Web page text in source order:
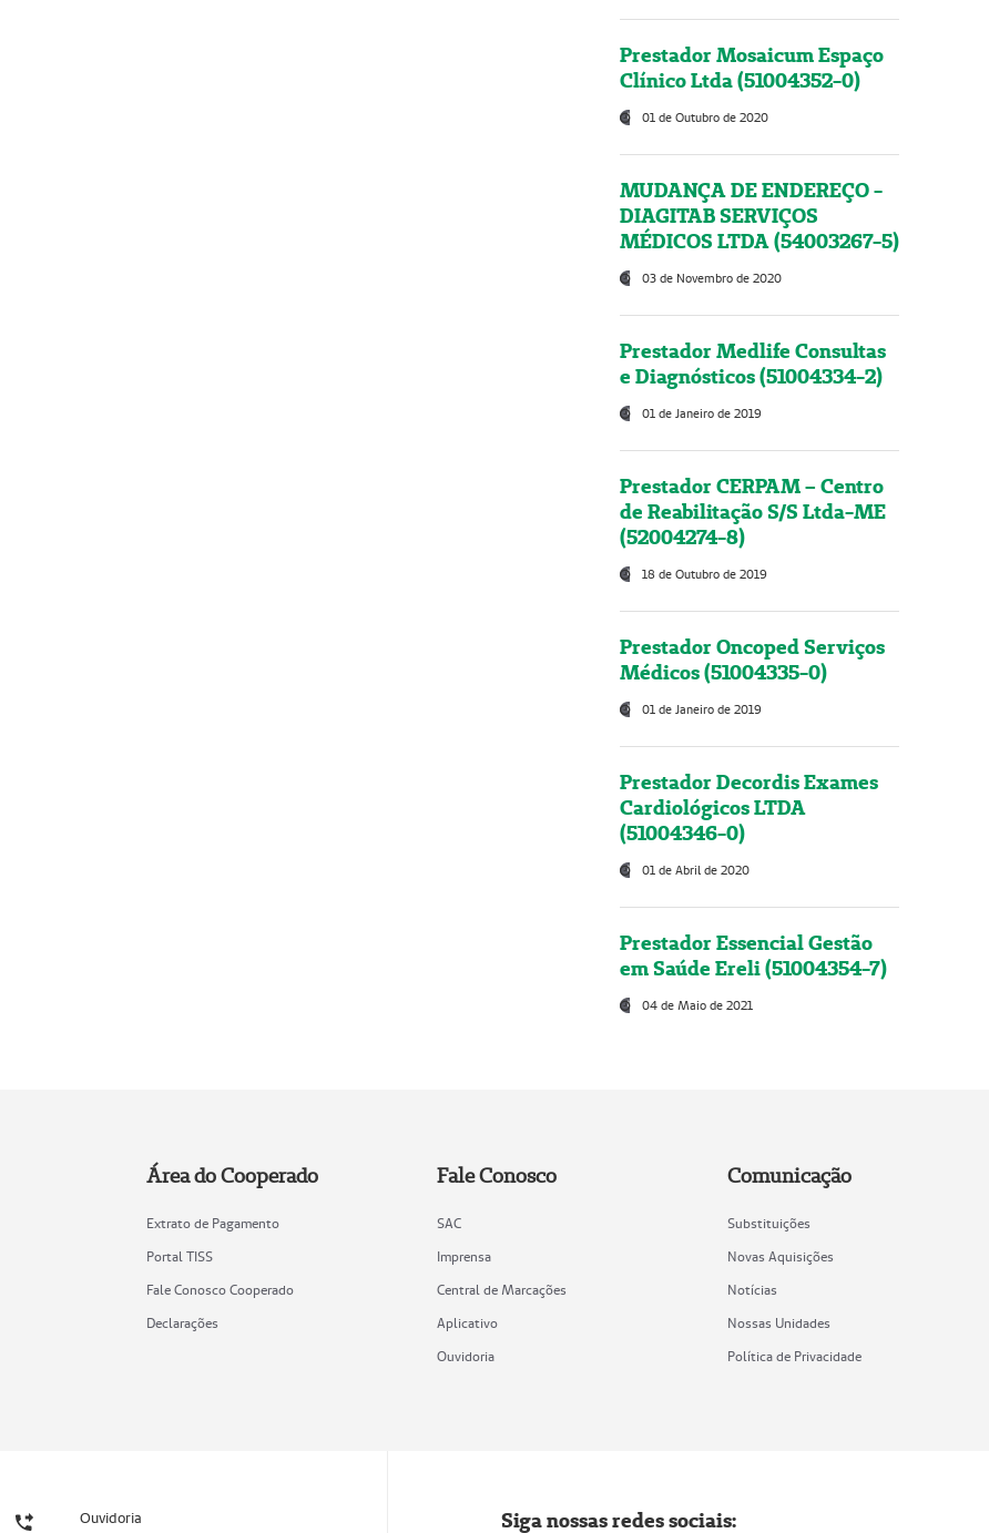
Prestador Mosaicum Espaço
Clínico Ltda (51004352-0)
01 de Outubro de 2020
MUDANÇA DE ENDEREÇO -
DIAGITAB SERVIÇOS
MÉDICOS LTDA (54003267-5)
03 de Novembro de 2020
Prestador Medlife Consultas
e Diagnósticos (51004334-2)
01 de Janeiro de 2019
Prestador CERPAM – Centro
de Reabilitação S/S Ltda-ME
(52004274-8)
18 de Outubro de 2019
Prestador Oncoped Serviços
Médicos (51004335-0)
01 de Janeiro de 2019
Prestador Decordis Exames
Cardiológicos LTDA
(51004346-0)
01 de Abril de 2020
Prestador Essencial Gestão
em Saúde Ereli (51004354-7)
04 de Maio de 2021
Área do Cooperado
Extrato de Pagamento
Portal TISS
Fale Conosco Cooperado
Declarações
Fale Conosco
SAC
Imprensa
Central de Marcações
Aplicativo
Ouvidoria
Comunicação
Substituições
Novas Aquisições
Notícias
Nossas Unidades
Política de Privacidade
Ouvidoria Siga nossas redes sociais: